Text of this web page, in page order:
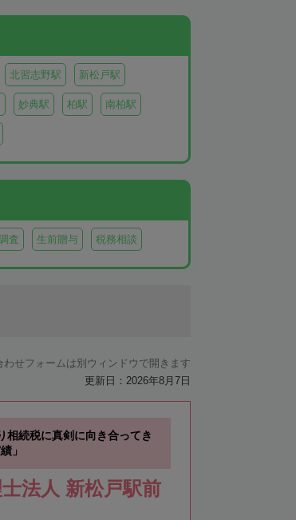
北習志野駅 新松戸駅
妙典駅 柏駅 南柏駅
査 生前贈与 税務相談
せフォームは別ウィンドウで開きます
更新日：2026年8月7日
相続税に真剣に向き合ってき
」
法人 新松戸駅前